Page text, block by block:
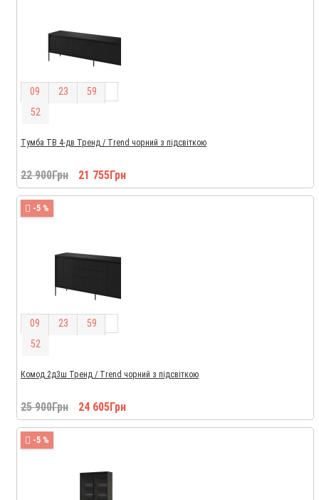
09 23 59
51
Тумба ТВ 4-дв Тренд / Trend чорний з підсвіткою
22 900Грн 21 755Грн
-5 %
09 23 59
51
Комод 2д3ш Тренд / Trend чорний з підсвіткою
25 900Грн 24 605Грн
-5 %